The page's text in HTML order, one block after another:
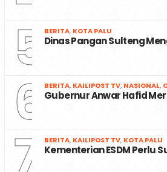
5 BERITA, KOTA PALU
Dinas Pangan Sulteng
6 BERITA, KAILIPOST TV, NASIONAL,
Gubernur Anwar Hafid
7 BERITA, KAILIPOST TV, KOTA PALU
Kementerian ESDM Perlu